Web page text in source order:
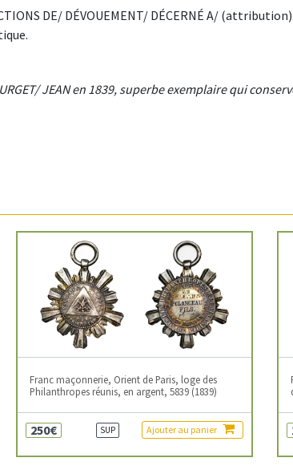
DE/ DÉVOUEMENT/ DÉCERNÉ A/ (attribution).
JEAN en 1839, superbe exemplaire qui
Franc maçonnerie, Orient de Paris, loge des
Philanthropes réunis, en argent, 5839 (1839)
250€ SUP Ajouter au panier